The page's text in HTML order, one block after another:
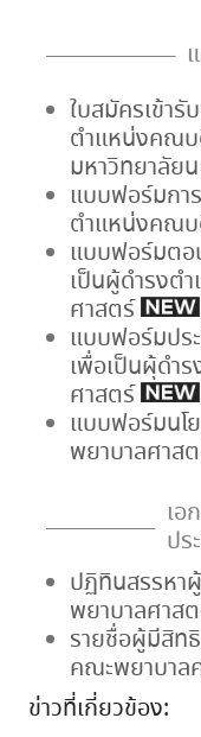
ใบสมัครเข้ารั
ตำแหน่งคณ
มหาวิทยาลัย
แบบฟอร์มกา
ตำแหน่งคณ
แบบฟอร์มตอ
เป็นผู้ดำรงต
ศาสตร์
แบบฟอร์มปร
เพื่อเป็นผุ้ดำ
ศาสตร์
แบบฟอร์มนโ
พยาบาลศาส
เอ
ปร
ปฏิทินสรรห
พยาบาลศาส
รายชื่อผู้มีสิท
คณะพยาบาล
ข่าวที่เกี่ยวข้อง: